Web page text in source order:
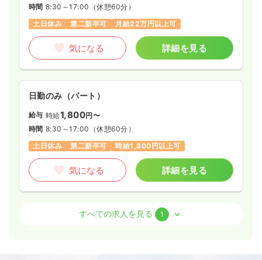
時間 8:30～17:00 （休憩60分）
土日休み
第二新卒可 月給22万円以上可
気になる 詳細を見る
日勤のみ（パート）
給与 時給1,800円〜
時間 8:30～17:00 （休憩60分）
土日休み
第二新卒可 時給1,800円以上可
気になる 詳細を見る
正看護師 / 管理職
すべての求人を見る 1